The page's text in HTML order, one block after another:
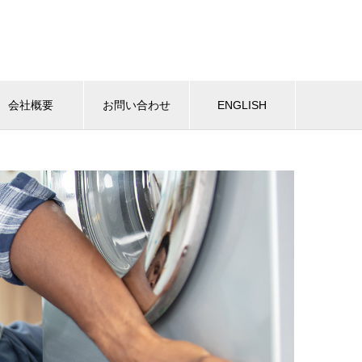
会社概要 お問い合わせ ENGLISH